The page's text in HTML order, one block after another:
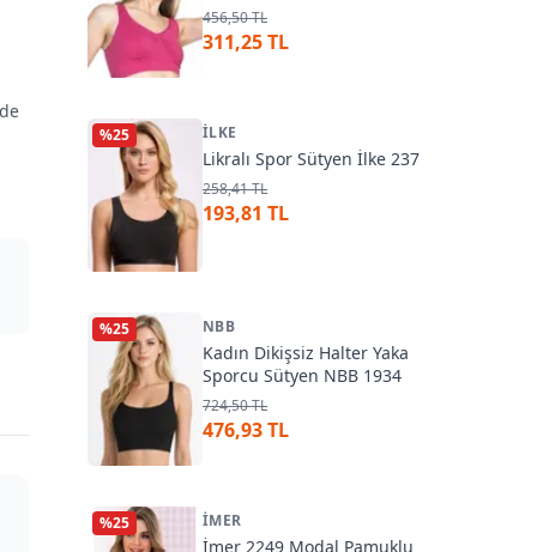
456,50 TL
311,25 TL
%25 İLKE
Likralı Spor Sütyen İlke 237
258,41 TL
193,81 TL
%25 NBB
Kadın Dikişsiz Halter Yaka
Sporcu Sütyen NBB 1934
724,50 TL
476,93 TL
%25 İMER
İmer 2249 Modal Pamuklu